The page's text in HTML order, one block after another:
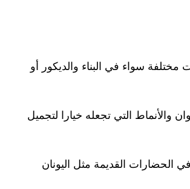
سواء في البناء والديكور أو
والأنماط التي تجعله خيارا لتجميل
الحضارات القديمة مثل اليونان